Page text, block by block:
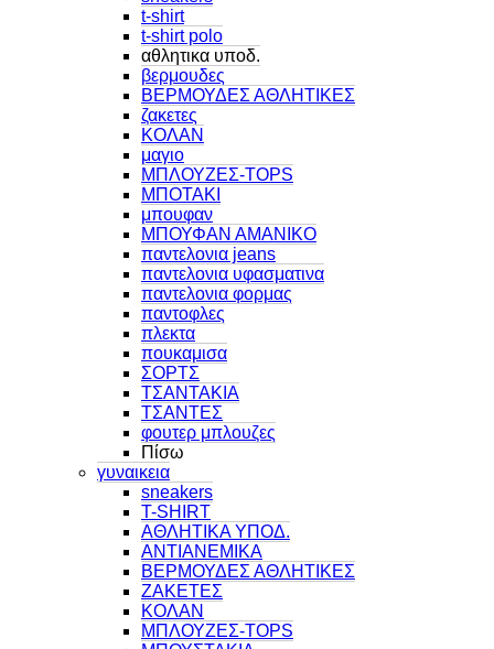
t-shirt
t-shirt polo
αθλητικα υποδ.
βερμουδες
ΒΕΡΜΟΥΔΕΣ ΑΘΛΗΤΙΚΕΣ
ζακετες
ΚΟΛΑΝ
μαγιο
ΜΠΛΟΥΖΕΣ-TOPS
ΜΠΟΤΑΚΙ
μπουφαν
ΜΠΟΥΦΑΝ ΑΜΑΝΙΚΟ
παντελονια jeans
παντελονια υφασματινα
παντελονια φορμας
παντοφλες
πλεκτα
πουκαμισα
ΣΟΡΤΣ
ΤΣΑΝΤΑΚΙΑ
ΤΣΑΝΤΕΣ
φουτερ μπλουζες
Πίσω
γυναικεια
sneakers
T-SHIRT
ΑΘΛΗΤΙΚΑ ΥΠΟΔ.
ΑΝΤΙΑΝΕΜΙΚΑ
ΒΕΡΜΟΥΔΕΣ ΑΘΛΗΤΙΚΕΣ
ΖΑΚΕΤΕΣ
ΚΟΛΑΝ
ΜΠΛΟΥΖΕΣ-TOPS